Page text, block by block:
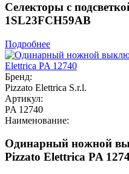
Селекторы с
1SL23FCH59AB
Подробнее
Бренд:
Pizzato Elettrica S.r.l.
Артикул:
PA 12740
Наименование:
Одинарный ножной
Pizzato Elettrica PA